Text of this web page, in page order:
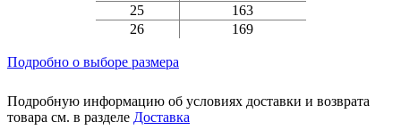
25
163
26
169
Подробно о выборе размера
Подробную информацию об условиях доставки и возврата
товара см. в разделе Доставка